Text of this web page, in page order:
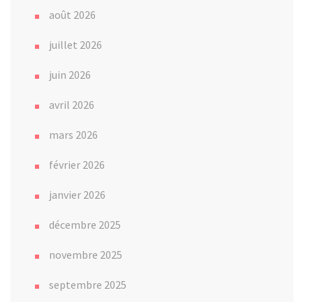
août 2026
juillet 2026
juin 2026
avril 2026
mars 2026
février 2026
janvier 2026
décembre 2025
novembre 2025
septembre 2025